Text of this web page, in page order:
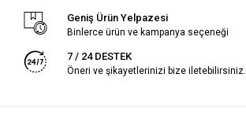
Geniş Ürün Yelpazesi
Binlerce ürün ve kampanya seçeneği
7 / 24 DESTEK
Öneri ve şikayetlerinizi bize iletebilirsiniz.